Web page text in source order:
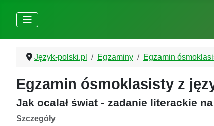
Język-polski.pl Egzaminy Egzamin
Egzamin ósmoklasisty z
Jak ocalał świat - zadanie literackie
Szczegóły